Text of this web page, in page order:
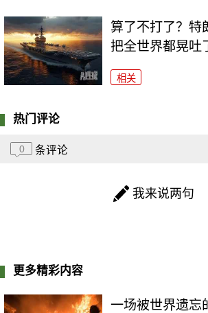
算了不打了？特
把全世界都晃吐
相关
热门评论
0 条评论
我来说两句
更多精彩内容
一场被世界遗忘